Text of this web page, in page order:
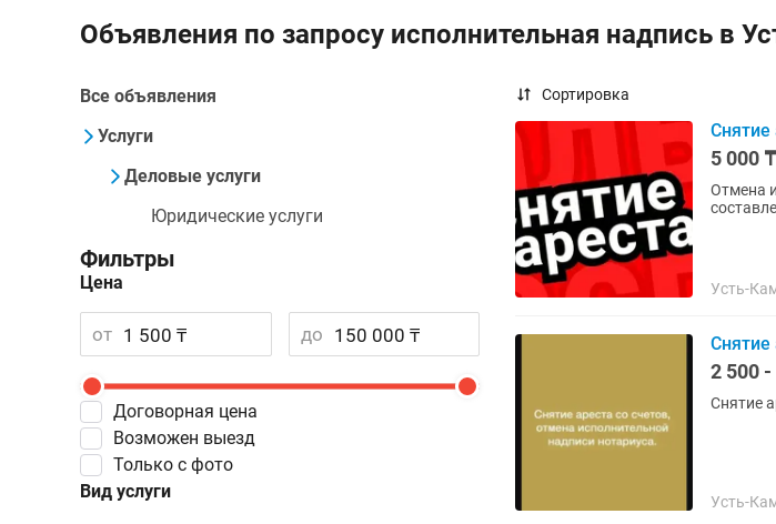
Объявления по запросу исполнительная надпись в
Все объявления
Услуги
Деловые услуги
Юридические услуги
Фильтры
Цена
от до
Договорная цена
Возможен выезд
Вид услуги
Только с фото
Сортировка
Снятие
5 000 ₸
Отмена
Усть-
Снятие
2 500
Снятие
Усть-